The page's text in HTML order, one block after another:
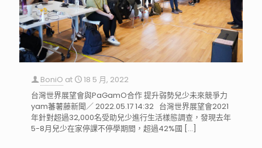
BoniO at
18 5 月, 2022
台灣世界展望會與PaGamO合作 提升弱勢兒少未來競爭力
yam蕃薯藤新聞／ 2022.05.17 14:32 台灣世界展望會2021
年針對超過32,000名受助兒少進行生活樣態調查，發現去年
5-8月兒少在家停課不停學期間，超過42%國 […]